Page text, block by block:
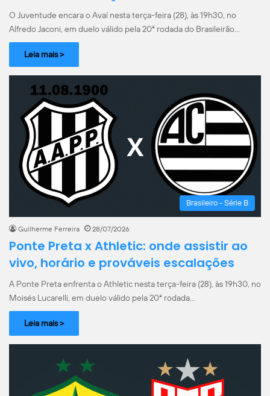
O Juventude encara o Avaí nesta terça-feira (28), às 19h30, no
Alfredo Jaconi, em duelo válido pela 20ª rodada do Brasileirão…
Leia mais >
Brasileiro - Série B
Guilherme Ferreira 28/07/2026
Ponte Preta x Athletic: onde assistir ao
vivo, horário e prováveis escalações
A Ponte Preta enfrenta o Athletic nesta terça-feira (28), às 19h30, no
Moisés Lucarelli, em duelo válido pela 20ª rodada…
Leia mais >